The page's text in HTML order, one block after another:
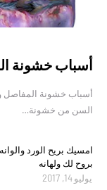
أسباب خشونة
أسباب خشونة المفاصل
السن من خشونة…
امسيك بريح الورد
بروح لك ولهانه
يوليو 14, 2017